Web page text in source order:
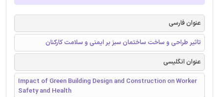
عنوان فارسی
تاثیر طراحی و ساخت ساختمان سبز بر ایمنی و سلامت کارکنان
عنوان انگلیسی
Impact of Green Building Design and Construction on Worker
Safety and Health